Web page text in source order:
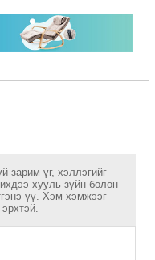
зарим үг, хэллэгийг
хууль зүйн болон
үү. Хэм хэмжээг